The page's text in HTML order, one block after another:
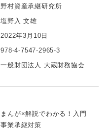
野村資産承継研究所
塩野入 文雄
2022年3月10日
978-4-7547-2965-3
一般財団法人 大蔵財務協会
まんが×解説でわかる！入門
事業承継対策